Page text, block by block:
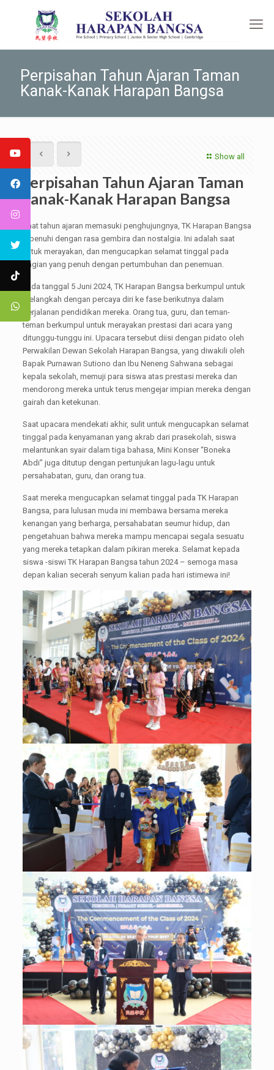
Perpisahan Tahun Ajaran Taman
Kanak-Kanak Harapan Bangsa
Show all
Perpisahan Tahun Ajaran Taman
Kanak-Kanak Harapan Bangsa
Saat tahun ajaran memasuki penghujungnya, TK Harapan Bangsa
dipenuhi dengan rasa gembira dan nostalgia. Ini adalah saat
untuk merayakan, dan mengucapkan selamat tinggal pada
bagian yang penuh dengan pertumbuhan dan penemuan.
Pada tanggal 5 Juni 2024, TK Harapan Bangsa berkumpul untuk
melangkah dengan percaya diri ke fase berikutnya dalam
perjalanan pendidikan mereka. Orang tua, guru, dan teman-
teman berkumpul untuk merayakan prestasi dari acara yang
ditunggu-tunggu ini. Upacara tersebut diisi dengan pidato oleh
Perwakilan Dewan Sekolah Harapan Bangsa, yang diwakili oleh
Bapak Purnawan Sutiono dan Ibu Neneng Sahwana sebagai
kepala sekolah, memuji para siswa atas prestasi mereka dan
mendorong mereka untuk terus mengejar impian mereka dengan
gairah dan ketekunan.
Saat upacara mendekati akhir, sulit untuk mengucapkan selamat
tinggal pada kenyamanan yang akrab dari prasekolah, siswa
melantunkan syair dalam tiga bahasa, Mini Konser “Boneka
Abdi” juga ditutup dengan pertunjukan lagu-lagu untuk
persahabatan, guru, dan orang tua.
Saat mereka mengucapkan selamat tinggal pada TK Harapan
Bangsa, para lulusan muda ini membawa bersama mereka
kenangan yang berharga, persahabatan seumur hidup, dan
pengetahuan bahwa mereka mampu mencapai segala sesuatu
yang mereka tetapkan dalam pikiran mereka. Selamat kepada
siswa -siswi TK Harapan Bangsa tahun 2024 – semoga masa
depan kalian secerah senyum kalian pada hari istimewa ini!